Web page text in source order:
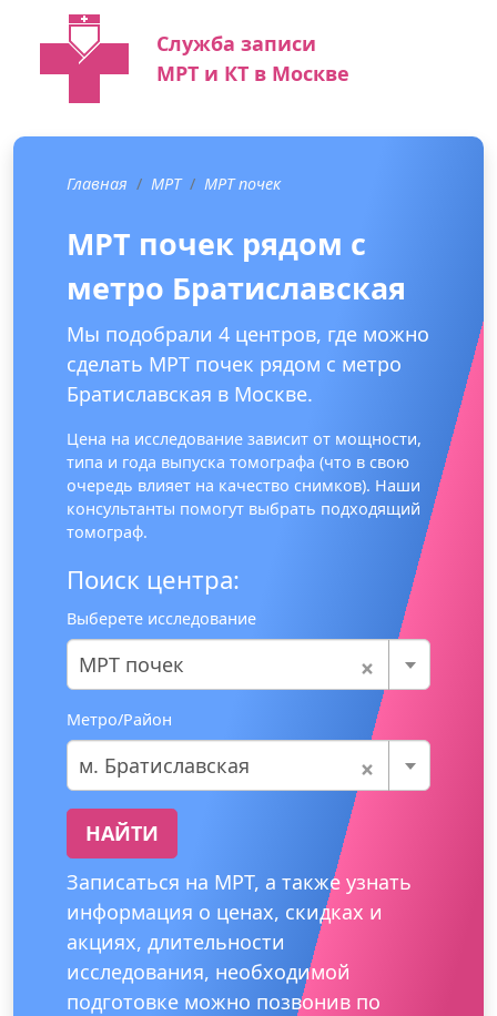
Служба записи
МРТ и КТ в Москве
Главная МРТ МРТ почек
МРТ почек рядом с
метро Братиславская
Мы подобрали 4 центров, где можно
сделать МРТ почек рядом с метро
Братиславская в Москве.
Цена на исследование зависит от мощности,
типа и года выпуска томографа (что в свою
очередь влияет на качество снимков). Наши
консультанты помогут выбрать подходящий
томограф.
Поиск центра:
Выберете исследование
×
МРТ почек
Метро/Район
×
м. Братиславская
НАЙТИ
Записаться на МРТ, а также узнать
информация о ценах, скидках и
акциях, длительности
исследования, необходимой
подготовке можно позвонив по